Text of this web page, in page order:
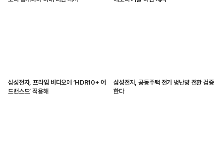
삼성전자, 프라임 비디오에 ‘HDR10+ 어
드밴스드’ 적용해
삼성전자, 공동주택 전기 냉난방 전환 검증
한다